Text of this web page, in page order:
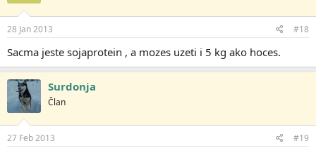
28 Jan 2013 #18
Sacma jeste sojaprotein , a mozes uzeti i 5 kg ako hoces.
Surdonja
Član
27 Feb 2013 #19